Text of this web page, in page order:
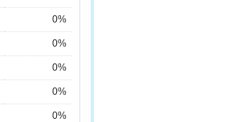
0%
0%
0%
0%
0%